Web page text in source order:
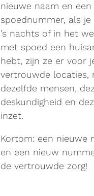
nieuwe naam en
spoednummer, als je
’s nachts of in het
met spoed een
hebt, zijn ze er voor
vertrouwde locaties,
dezelfde mensen,
deskundigheid en
inzet.
Kortom: een nieuwe
en een nieuw
de vertrouwde zorg!